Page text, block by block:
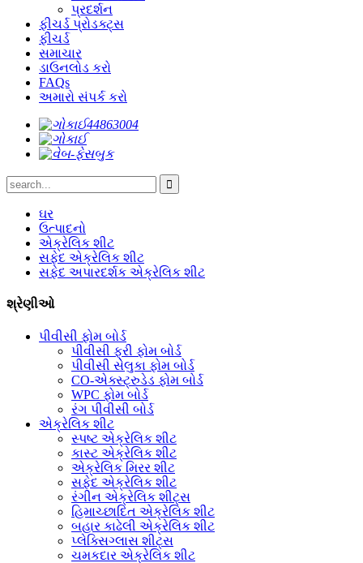
પ્રદર્શન
ફીચર્ડ પ્રોડક્ટ્સ
ફીચર્ડ
સમાચાર
ડાઉનલોડ કરો
FAQs
અમારો સંપર્ક કરો
ઘર
ઉત્પાદનો
એક્રેલિક શીટ
સફેદ એક્રેલિક શીટ
સફેદ અપારદર્શક એક્રેલિક શીટ
શ્રેણીઓ
પીવીસી ફોમ બોર્ડ
પીવીસી ફ્રી ફોમ બોર્ડ
પીવીસી સેલુકા ફોમ બોર્ડ
CO-એક્સ્ટ્રુડેડ ફોમ બોર્ડ
WPC ફોમ બોર્ડ
રંગ પીવીસી બોર્ડ
એક્રેલિક શીટ
સ્પષ્ટ એક્રેલિક શીટ
કાસ્ટ એક્રેલિક શીટ
એક્રેલિક મિરર શીટ
સફેદ એક્રેલિક શીટ
રંગીન એક્રેલિક શીટ્સ
હિમાચ્છાદિત એક્રેલિક શીટ
બહાર કાઢેલી એક્રેલિક શીટ
પ્લેક્સિગ્લાસ શીટ્સ
ચમકદાર એક્રેલિક શીટ